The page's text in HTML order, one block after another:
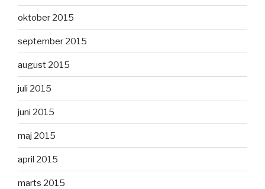
oktober 2015
september 2015
august 2015
juli 2015
juni 2015
maj 2015
april 2015
marts 2015